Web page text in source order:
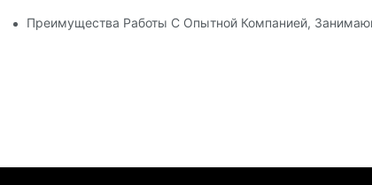
Преимущества Работы С Опытной Компанией,